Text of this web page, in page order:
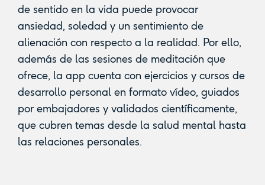
de sentido en la vida puede provocar
ansiedad, soledad y un sentimiento de
alienación con respecto a la realidad. Por ello,
además de las sesiones de meditación que
ofrece, la app cuenta con ejercicios y cursos de
desarrollo personal en formato vídeo, guiados
por embajadores y validados científicamente,
que cubren temas desde la salud mental hasta
las relaciones personales.